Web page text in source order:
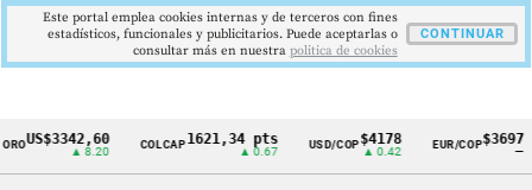
Cintillo
US$3342,60
▲ 8.20
COLCAP1621,34 pts
▲ 0.67
USD/COP$4178
▲ 0.42
EUR/COP$3697
Este portal emplea cookies internas y de terceros con fines
estadísticos, funcionales y publicitarios. Puede aceptarlas o
consultar más en nuestra politica de cookies
CONTINUAR